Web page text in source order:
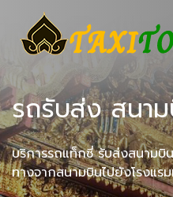
รถรับส่ง สนา
บริการรถแท็กซี่ รับส่งสนามบิ
ทางจากสนามบินไปยังโรงแ